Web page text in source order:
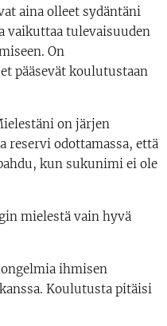
aina olleet sydäntäni
vaikuttaa tulevaisuuden
On
pääsevät koulutustaan
on järjen
reservi odottamassa, että
kun sukunimi ei ole
mielestä vain hyvä
ihmisen
Koulutusta pitäisi